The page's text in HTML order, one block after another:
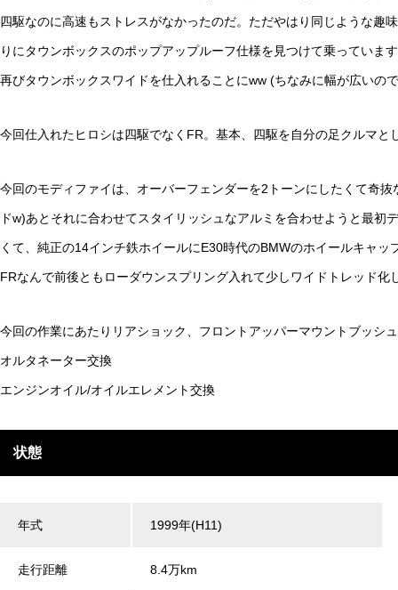
四駆なのに高速もストレスがなかったのだ。ただやはり同じような趣
りにタウンボックスのポップアップルーフ仕様を見つけて乗ってい
再びタウンボックスワイドを仕入れることにww (ちなみに幅が広いの
今回仕入れたヒロシは四駆でなくFR。基本、四駆を自分の足クルマ
今回のモディファイは、オーバーフェンダーを2トーンにしたくて奇
ドw)あとそれに合わせてスタイリッシュなアルミを合わせようと最
くて、純正の14インチ鉄ホイールにE30時代のBMWのホイールキャ
FRなんで前後ともローダウンスプリング入れて少しワイドトレッド化
今回の作業にあたりリアショック、フロントアッパーマウントブッシ
オルタネーター交換
エンジンオイル/オイルエレメント交換
状態
年式 1999年(H11)
走行距離 8.4万km